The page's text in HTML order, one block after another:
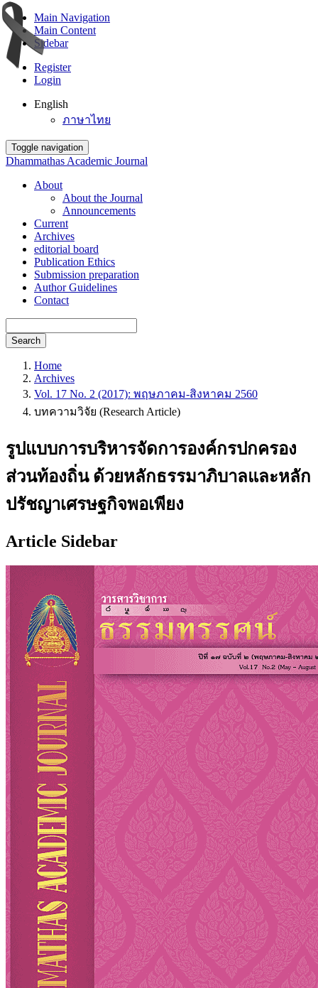
Main Navigation
Main Content
Sidebar
Register
Login
English
ภาษาไทย
Toggle navigation
Dhammathas Academic Journal
About
About the Journal
Announcements
Current
Archives
editorial board
Publication Ethics
Submission preparation
Author Guidelines
Contact
Search
Home
Archives
Vol. 17 No. 2 (2017): พฤษภาคม-สิงหาคม 2560
บทความวิจัย (Research Article)
รูปแบบการบริหารจัดการองค์กรปกครอง
ส่วนท้องถิ่น ด้วยหลักธรรมาภิบาลและหลัก
ปรัชญาเศรษฐกิจพอเพียง
Article Sidebar